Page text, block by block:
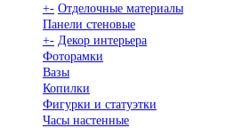
+- Отделочные материалы
Панели стеновые
+- Декор интерьера
Фоторамки
Вазы
Копилки
Фигурки и статуэтки
Часы настенные